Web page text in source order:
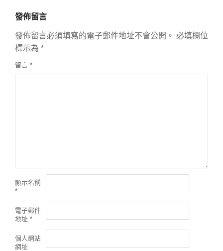
發佈留言
發佈留言必須填寫的電子郵件地址不會公開。 必填欄位
標示為 *
留言 *
顯示名稱
*
電子郵件
地址 *
個人網站
網址